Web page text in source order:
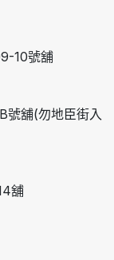
10號舖
號舖(勿地臣街入
舖